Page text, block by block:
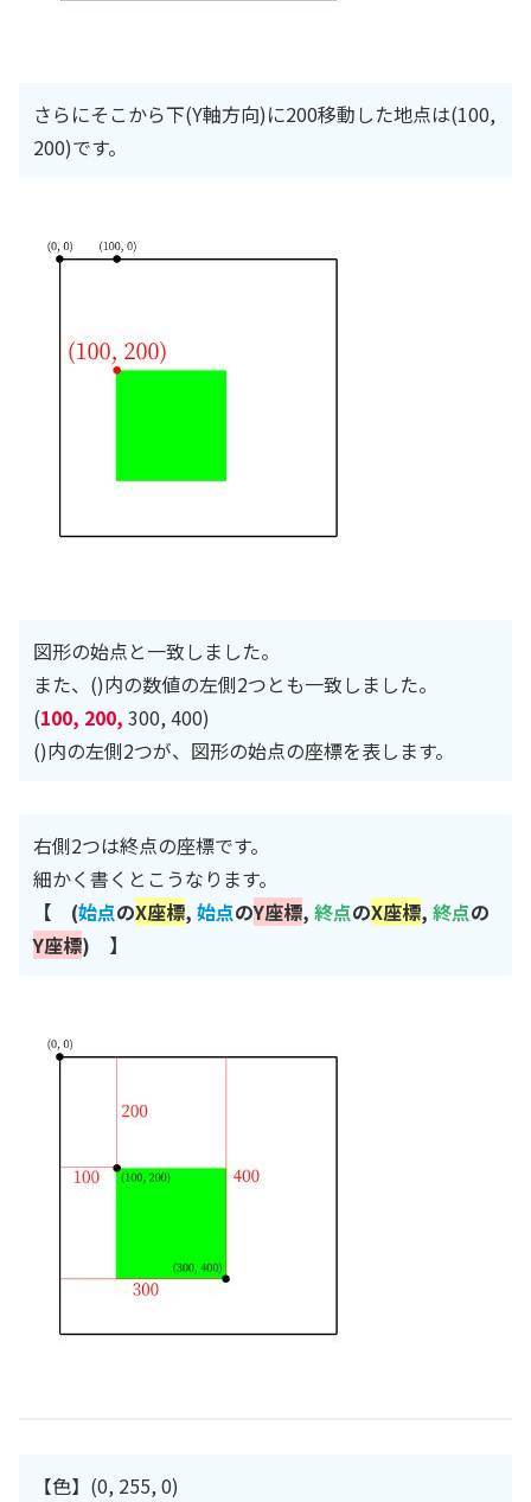
さらにそこから下(Y軸方向)に200移動した地点は(100,
200)です。
図形の始点と一致しました。
また、()内の数値の左側2つとも一致しました。
(100, 200, 300, 400)
()内の左側2つが、図形の始点の座標を表します。
右側2つは終点の座標です。
細かく書くとこうなります。
【 (始点のX座標, 始点のY座標, 終点のX座標, 終点の
Y座標) 】
【色】(0, 255, 0)